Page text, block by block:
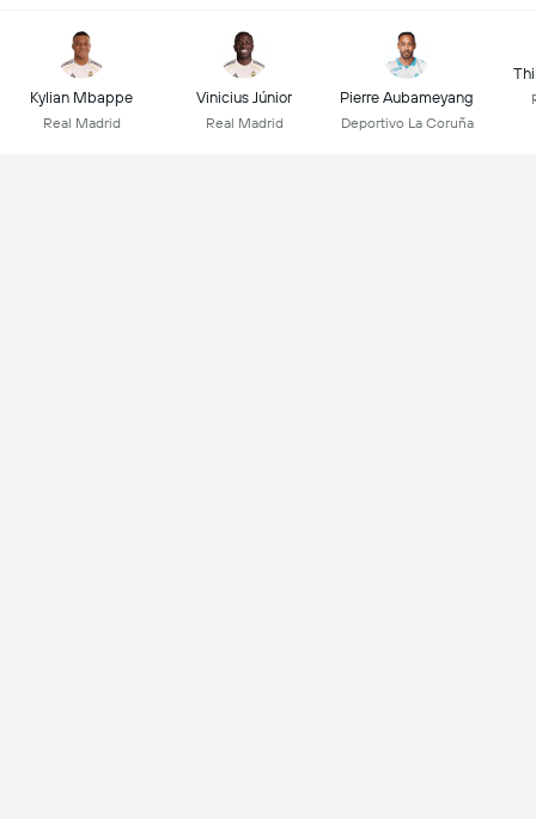
Kylian Mbappe
Real Madrid
Vinicius Júnior
Real Madrid
Pierre Aubameyang
Deportivo La Coruña